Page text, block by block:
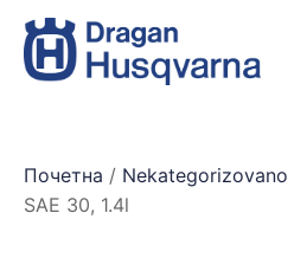
Почетна / Nekategorizovano
SAE 30, 1.4l